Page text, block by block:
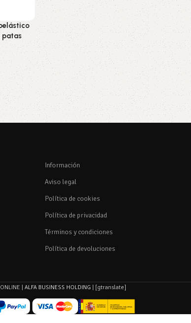
patas
Información
Aviso legal
Política de cookies
Política de privacidad
Términos y condiciones
Política de devoluciones
| ALFA BUSINESS HOLDING | [gtranslate]